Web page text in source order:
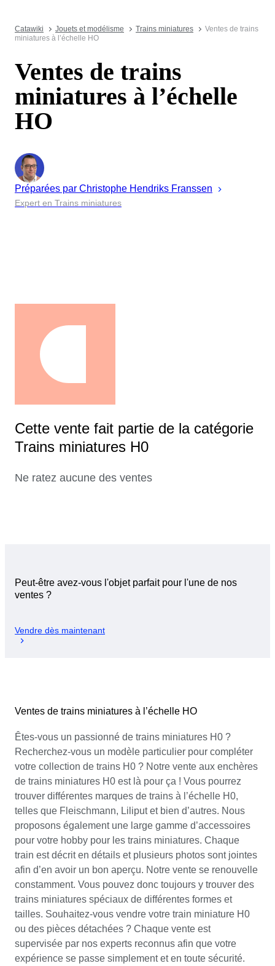
Catawiki Jouets et modélisme Trains miniatures
Ventes de trains
miniatures à l’échelle HO
Ventes de trains
miniatures à l’échelle
HO
Préparées par Christophe Hendriks Franssen
Expert en Trains miniatures
Cette vente fait partie de la catégorie
Trains miniatures H0
Ne ratez aucune des ventes
Peut-être avez-vous l'objet parfait pour l'une de nos
ventes ?
Vendre dès maintenant
Ventes de trains miniatures à l’échelle HO
Êtes-vous un passionné de trains miniatures H0 ?
Recherchez-vous un modèle particulier pour compléter
votre collection de trains H0 ? Notre vente aux enchères
de trains miniatures H0 est là pour ça ! Vous pourrez
trouver différentes marques de trains à l’échelle H0,
telles que Fleischmann, Liliput et bien d’autres. Nous
proposons également une large gamme d’accessoires
pour votre hobby pour les trains miniatures. Chaque
train est décrit en détails et plusieurs photos sont jointes
afin d’en avoir un bon aperçu. Notre vente se renouvelle
constamment. Vous pouvez donc toujours y trouver des
trains miniatures spéciaux de différentes formes et
tailles. Souhaitez-vous vendre votre train miniature H0
ou des pièces détachées ? Chaque vente est
supervisée par nos experts reconnus afin que votre
expérience se passe simplement et en toute sécurité.